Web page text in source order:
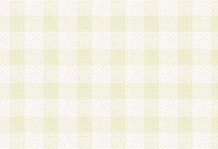
a.本サービスの実施または運営
b.本サービスに係る謝礼、景品、調査サンプル品
c.会員からの電話、メール等の問い合わせなどへ
d.その他これらに付随する業務
2.当社は、会員個人を識別することのできる情報
会員情報を本人の承諾なく第三者に開示すること
人を識別できる情報について第三者に開示または
社は事前に会員本人の同意を得るものとします。
3.前項の定めに拘わらず、当社は、以下の目的に
意を 得ることなく、会員個人を識別できる情報